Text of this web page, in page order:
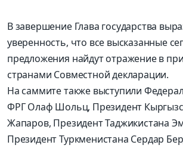
В завершение Глава государства
уверенность, что все высказанные
предложения найдут отражение в
странами Совместной декларации.
На саммите также выступили
ФРГ Олаф Шольц, Президент
Жапаров, Президент Таджикистана
Президент Туркменистана Сердар